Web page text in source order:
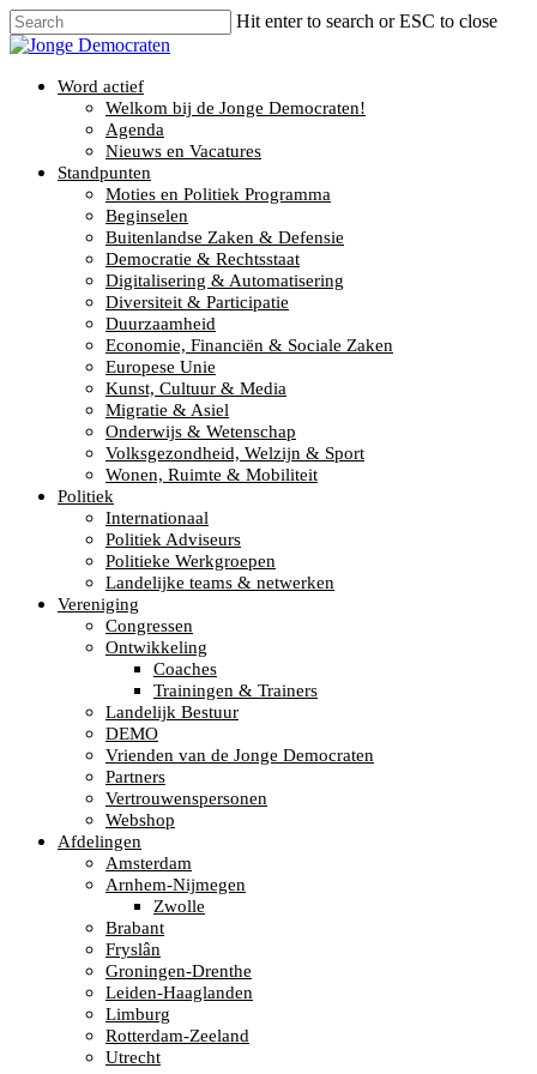
Hit enter to search or ESC to close
Word actief
Welkom bij de Jonge Democraten!
Agenda
Nieuws en Vacatures
Standpunten
Moties en Politiek Programma
Beginselen
Buitenlandse Zaken & Defensie
Democratie & Rechtsstaat
Digitalisering & Automatisering
Diversiteit & Participatie
Duurzaamheid
Economie, Financiën & Sociale Zaken
Europese Unie
Kunst, Cultuur & Media
Migratie & Asiel
Onderwijs & Wetenschap
Volksgezondheid, Welzijn & Sport
Wonen, Ruimte & Mobiliteit
Politiek
Internationaal
Politiek Adviseurs
Politieke Werkgroepen
Landelijke teams & netwerken
Vereniging
Congressen
Ontwikkeling
Coaches
Trainingen & Trainers
Landelijk Bestuur
DEMO
Vrienden van de Jonge Democraten
Partners
Vertrouwenspersonen
Webshop
Afdelingen
Amsterdam
Arnhem-Nijmegen
Zwolle
Brabant
Fryslân
Groningen-Drenthe
Leiden-Haaglanden
Limburg
Rotterdam-Zeeland
Utrecht